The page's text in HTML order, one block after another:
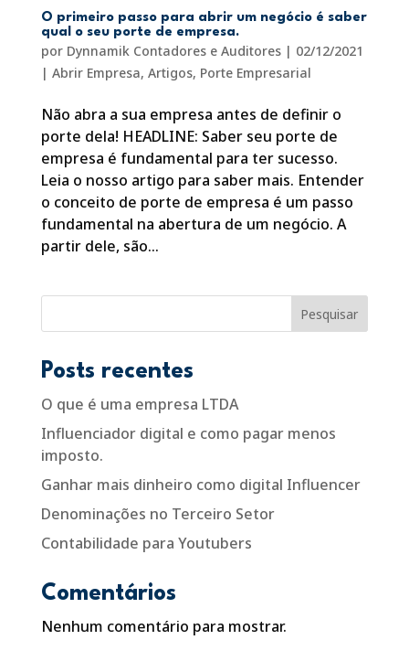
O primeiro passo para abrir um negócio é saber
qual o seu porte de empresa.
por Dynnamik Contadores e Auditores| 02/12/2021
| Abrir Empresa, Artigos, Porte Empresarial
Não abra a sua empresa antes de definir o
porte dela! HEADLINE: Saber seu porte de
empresa é fundamental para ter sucesso.
Leia o nosso artigo para saber mais. Entender
o conceito de porte de empresa é um passo
fundamental na abertura de um negócio. A
partir dele, são...
Pesquisar
Posts recentes
O que é uma empresa LTDA
Influenciador digital e como pagar menos
imposto.
Ganhar mais dinheiro como digital Influencer
Denominações no Terceiro Setor
Contabilidade para Youtubers
Comentários
Nenhum comentário para mostrar.